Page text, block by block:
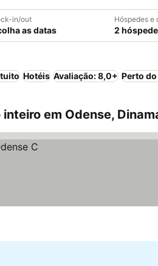
in/out
as datas
Hóspedes e
2
Hotéis Avaliação: 8,0+ Perto
em Odense,